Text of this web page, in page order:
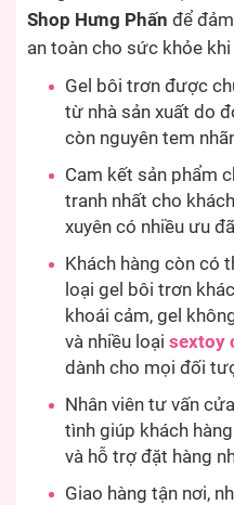
Shop Hưng Phấn để
an toàn cho sức khỏe khi
Gel bôi trơn được
từ nhà sản xuất do
còn nguyên tem
Cam kết sản phẩm
tranh nhất cho
xuyên có nhiều ưu
Khách hàng còn có
loại gel bôi trơn
khoái cảm, gel
và nhiều loại sextoy
dành cho mọi đối
Nhân viên tư vấn
tình giúp khách
và hỗ trợ đặt hàng
Giao hàng tận nơi,